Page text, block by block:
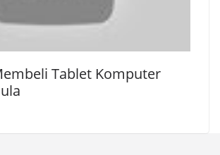
Tablet Komputer